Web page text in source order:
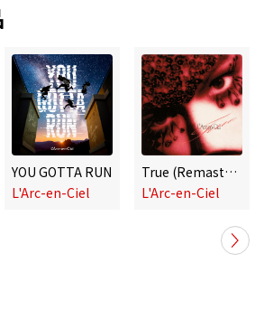
YOU GOTTA RUN
L'Arc-en-Ciel
True (Remastered 2022)
L'Arc-en-Ciel